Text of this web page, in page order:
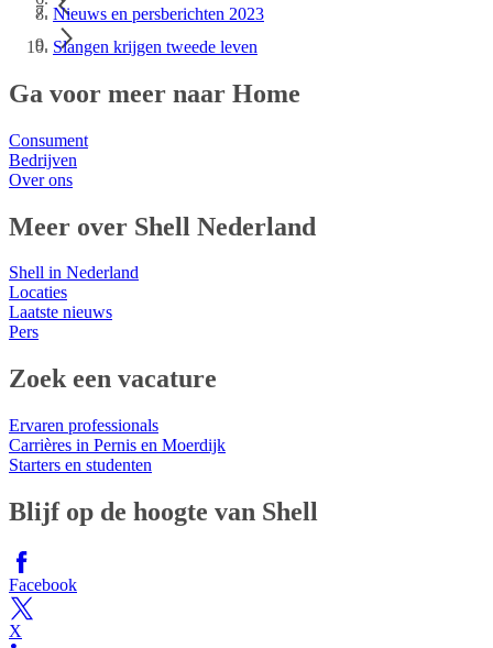
Nieuws en persberichten 2023
Slangen krijgen tweede leven
Ga voor meer naar Home
Consument
Bedrijven
Over ons
Meer over Shell Nederland
Shell in Nederland
Locaties
Laatste nieuws
Pers
Zoek een vacature
Ervaren professionals
Carrières in Pernis en Moerdijk
Starters en studenten
Blijf op de hoogte van Shell
Facebook
X